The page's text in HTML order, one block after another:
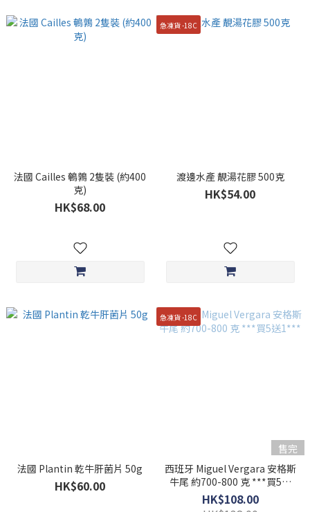
法國 Cailles 鵪鶉 2隻裝 (約400
克)
HK$68.00
急凍貨 -18C
渡邊水產 靚湯花膠 500克
HK$54.00
法國 Plantin 乾牛肝菌片 50g
HK$60.00
急凍貨 -18C
售完
西班牙 Miguel Vergara 安格斯
牛尾 約700-800 克 ***買5送
1***
HK$108.00